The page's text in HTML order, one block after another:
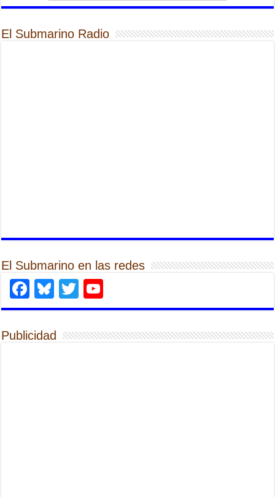
El Submarino Radio
El Submarino en las redes
Facebook
Bluesky
Twitter
Publicidad